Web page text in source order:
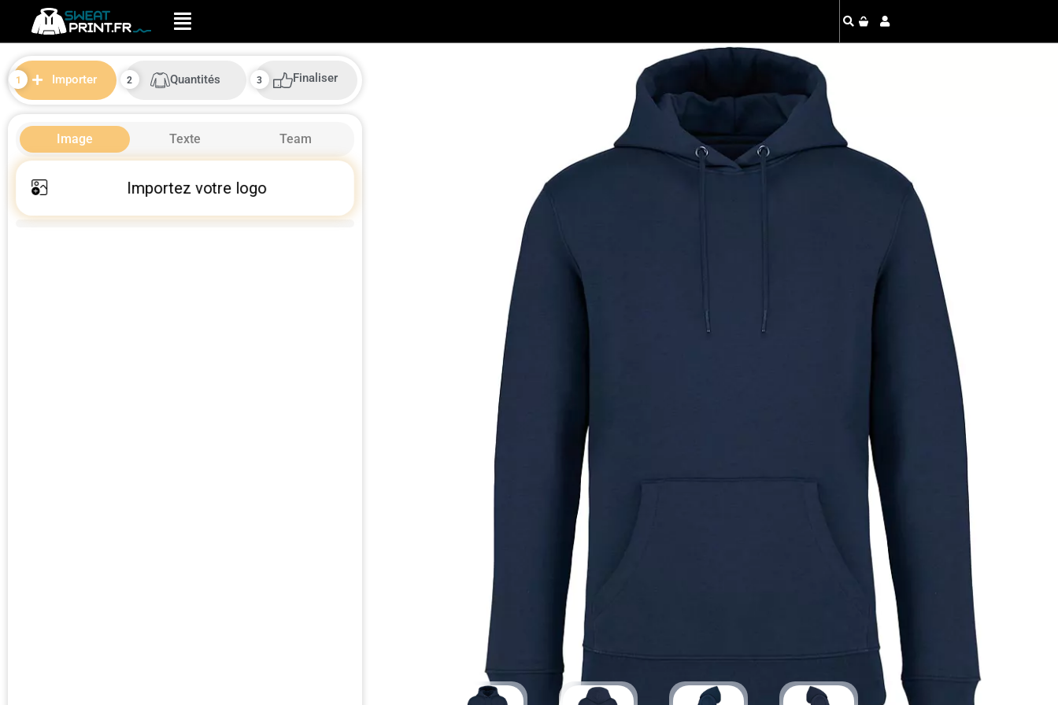
Importer Quantités Finaliser
Image Texte Team
Importez votre logo